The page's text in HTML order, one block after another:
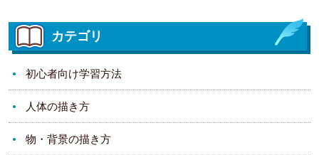
カテゴリ
初心者向け学習方法
人体の描き方
物・背景の描き方